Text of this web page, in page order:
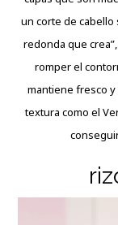
un corte de cabello
redonda que
romper el
mantiene fresco y
textura como el